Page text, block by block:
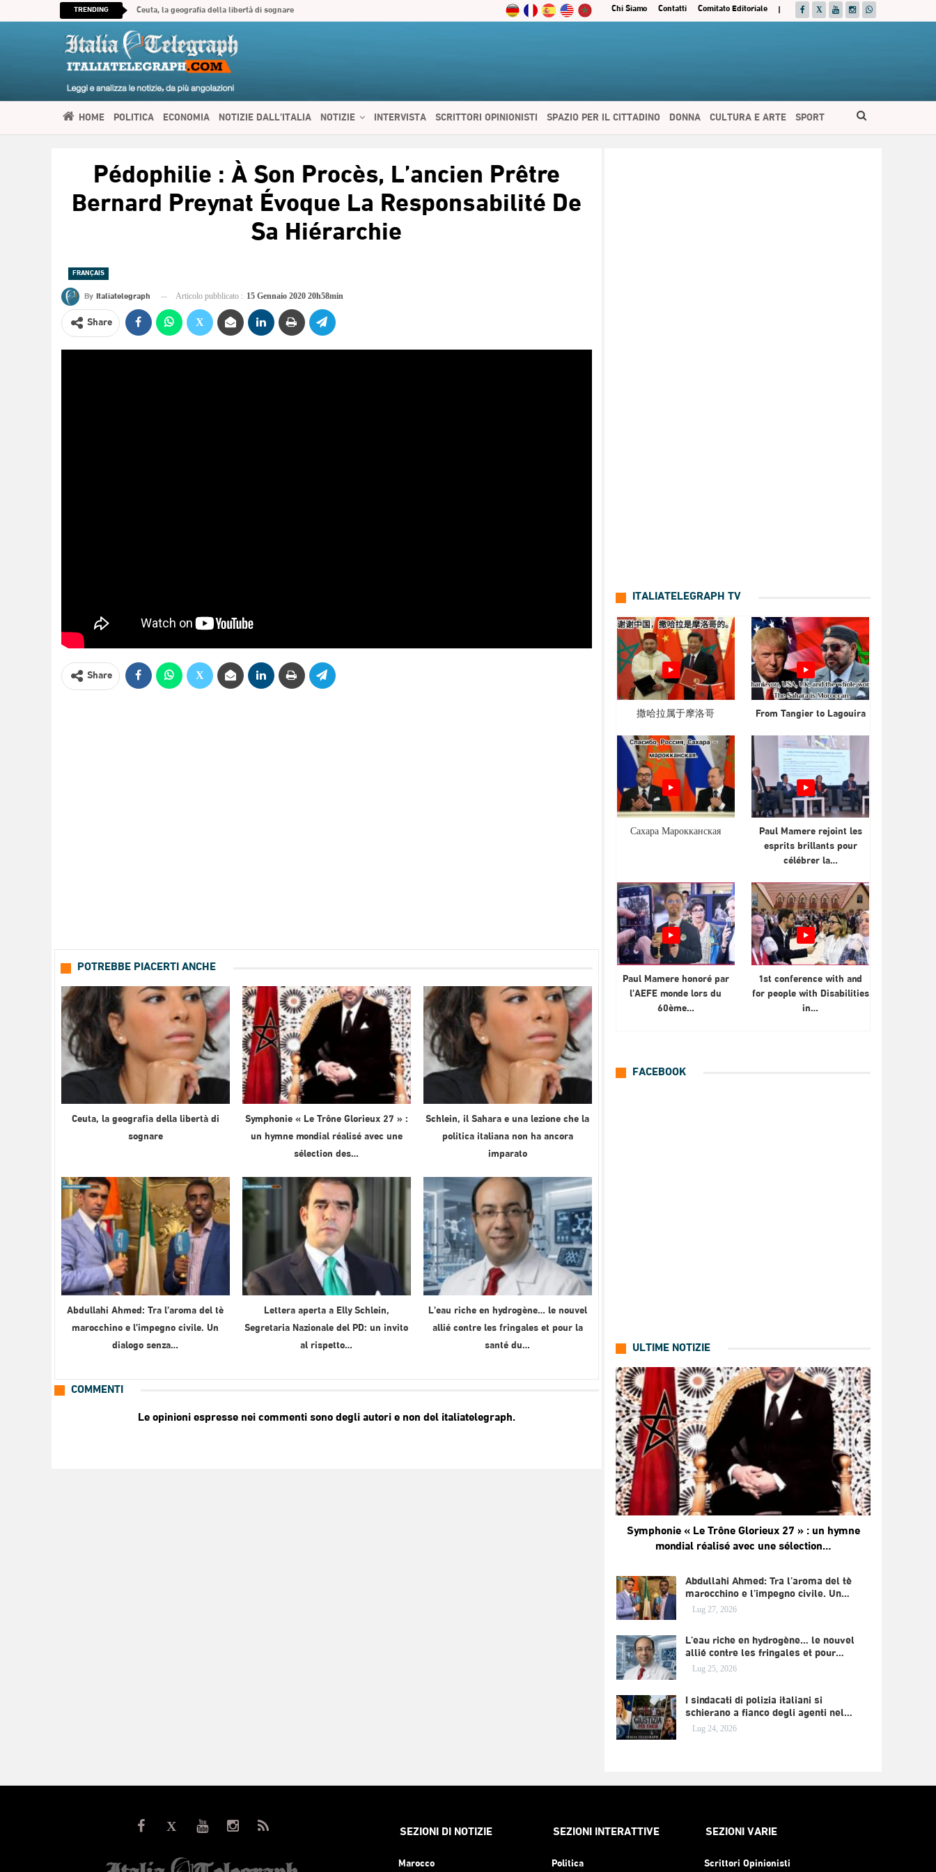
|
Comitato Editoriale
Contatti
Chi Siamo
TRENDING Ceuta, la geografia della libertà di sognare
HOME POLITICA ECONOMIA NOTIZIE DALL’ITALIA NOTIZIE INTERVISTA SCRITTORI OPINIONISTI SPAZIO PER IL CITTADINO DONNA CULTURA E ARTE SPORT
العربيةPédophilie : À Son Procès, L’ancien Prêtre
Bernard Preynat Évoque La Responsabilité De
Sa Hiérarchie
FRANÇAIS
By Italiatelegraph Articolo pubblicato : 15 Gennaio 2020 20h58min
Share
Share
POTREBBE PIACERTI ANCHE
Ceuta, la geografia della libertà di
sognare
Symphonie « Le Trône Glorieux 27 » :
un hymne mondial réalisé avec une
sélection des…
Schlein, il Sahara e una lezione che la
politica italiana non ha ancora
imparato
Abdullahi Ahmed: Tra l’aroma del tè
marocchino e l’impegno civile. Un
dialogo senza…
Lettera aperta a Elly Schlein,
Segretaria Nazionale del PD: un invito
al rispetto…
L’eau riche en hydrogène… le nouvel
allié contre les fringales et pour la
santé du…
COMMENTI
Le opinioni espresse nei commenti sono degli autori e non del italiatelegraph.
ITALIATELEGRAPH TV
撒哈拉属于摩洛哥 From Tangier to Lagouira
Сахара Марокканская
Paul Mamere rejoint les
esprits brillants pour
célébrer la…
Paul Mamere honoré par
l’AEFE monde lors du
60ème…
1st conference with and
for people with Disabilities
in…
FACEBOOK
ULTIME NOTIZIE
Symphonie « Le Trône Glorieux 27 » : un hymne
mondial réalisé avec une sélection…
Abdullahi Ahmed: Tra l’aroma del tè
marocchino e l’impegno civile. Un…
Lug 27, 2026
L’eau riche en hydrogène… le nouvel
allié contre les fringales et pour…
Lug 25, 2026
I sindacati di polizia italiani si
schierano a fianco degli agenti nel…
Lug 24, 2026
SEZIONI DI NOTIZIE
Marocco
SEZIONI INTERATTIVE
Politica
SEZIONI VARIE
Scrittori Opinionisti